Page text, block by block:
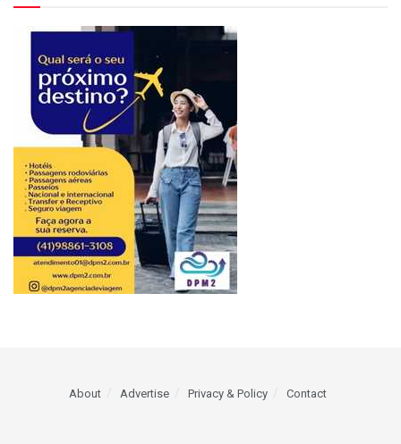
About Advertise Privacy & Policy Contact